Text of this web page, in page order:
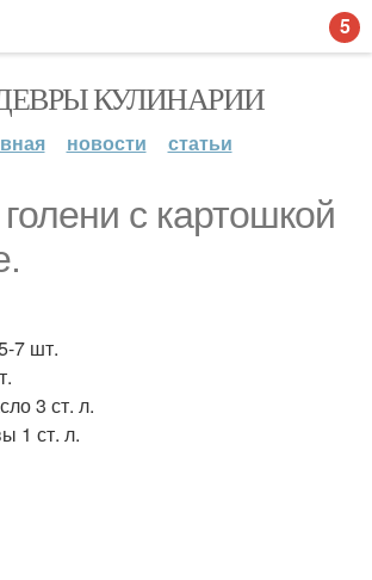
КУЛИНАРИИ
новости статьи
с картошкой
7 шт.
3 ст. л.
1 ст. л.
5